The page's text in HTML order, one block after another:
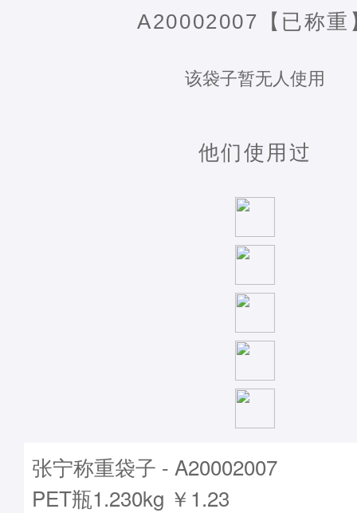
A20002007【已称重
该袋子暂无人使用
他们使用过
张宁称重袋子 - A20002007
PET瓶1.230kg ￥1.23